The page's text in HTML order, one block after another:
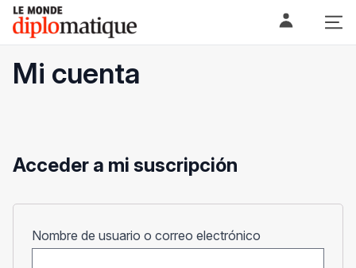
Skip
content
Le monde diplomatique
Mi cuenta
Acceder a mi suscripción
Nombre de usuario o correo electrónico